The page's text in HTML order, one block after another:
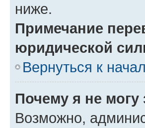
ниже.
Примечание
юридической
Вернуться к
Почему я не могу
Возможно,